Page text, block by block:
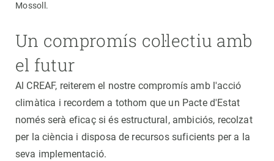
Mossoll.
Un compromís col·lectiu amb
el futur
Al CREAF, reiterem el nostre compromís amb l'acció
climàtica i recordem a tothom que un Pacte d'Estat
només serà eficaç si és estructural, ambiciós, recolzat
per la ciència i disposa de recursos suficients per a la
seva implementació.